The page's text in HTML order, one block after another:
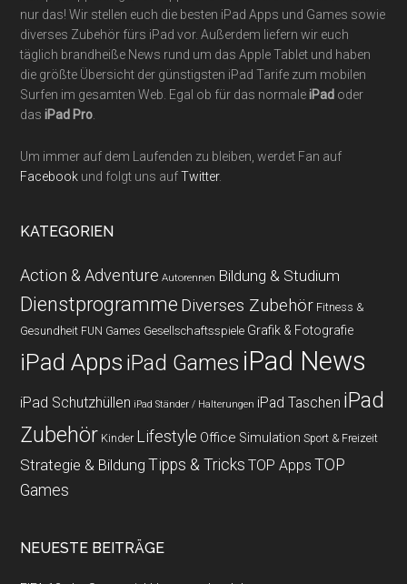
nur das! Wir stellen euch die besten iPad Apps und Games sowie
diverses Zubehör fürs iPad vor. Außerdem liefern wir euch
täglich brandheiße News rund um das Apple Tablet und haben
die größte Übersicht der günstigsten iPad Tarife zum mobilen
Surfen im gesamten Web. Egal ob für das normaleiPad oder
dasiPad Pro
Um immer auf dem Laufenden zu bleiben, werdet Fan auf
Facebook und folgt uns aufTwitter.
KATEGORIEN
Action & Adventure Autorennen Bildung & Studium
Dienstprogramme Diverses Zubehör Fitness &
Gesundheit FUN Games Gesellschaftsspiele Grafik & Fotografie
iPad Apps iPad Games iPad News
iPad Schutzhüllen iPad Ständer / Halterungen iPad Taschen iPad
Zubehör Kinder Lifestyle Office Simulation Sport & Freizeit
Strategie & Bildung Tipps & Tricks TOP Apps TOP
Games
NEUESTE BEITRÄGE